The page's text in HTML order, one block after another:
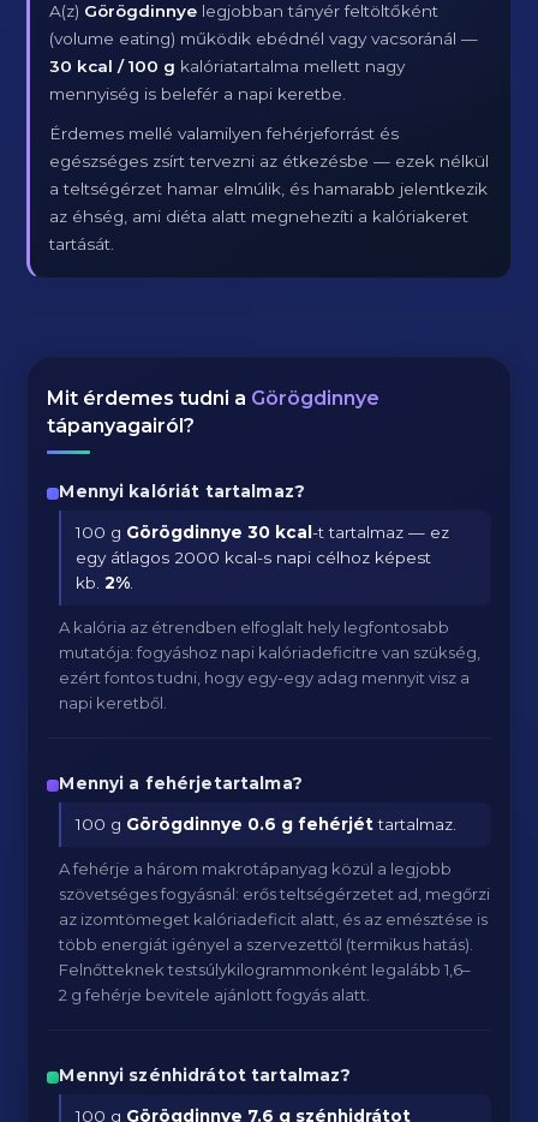
A(z) Görögdinnye legjobban tányér feltöltőként
(volume eating) működik ebédnél vagy vacsoránál —
30 kcal / 100 g kalóriatartalma mellett nagy
mennyiség is belefér a napi keretbe.
Érdemes mellé valamilyen fehérjeforrást és
egészséges zsírt tervezni az étkezésbe — ezek nélkül
a teltségérzet hamar elmúlik, és hamarabb jelentkezik
az éhség, ami diéta alatt megnehezíti a kalóriakeret
tartását.
Mit érdemes tudni a Görögdinnye
tápanyagairól?
Mennyi kalóriát tartalmaz?
100 g Görögdinnye 30 kcal-t tartalmaz — ez
egy átlagos 2000 kcal-s napi célhoz képest
kb.2%
A kalória az étrendben elfoglalt hely legfontosabb
mutatója: fogyáshoz napi kalóriadeficitre van szükség,
ezért fontos tudni, hogy egy-egy adag mennyit visz a
napi keretből.
Mennyi a fehérjetartalma?
100 g Görögdinnye 0.6 g fehérjéttartalmaz.
A fehérje a három makrotápanyag közül a legjobb
szövetséges fogyásnál: erős teltségérzetet ad, megőrzi
az izomtömeget kalóriadeficit alatt, és az emésztése is
több energiát igényel a szervezettől (termikus hatás).
Felnőtteknek testsúlykilogrammonként legalább 1,6–
2 g fehérje bevitele ajánlott fogyás alatt.
Mennyi szénhidrátot tartalmaz?
100 g Görögdinnye 7.6 g szénhidrátot